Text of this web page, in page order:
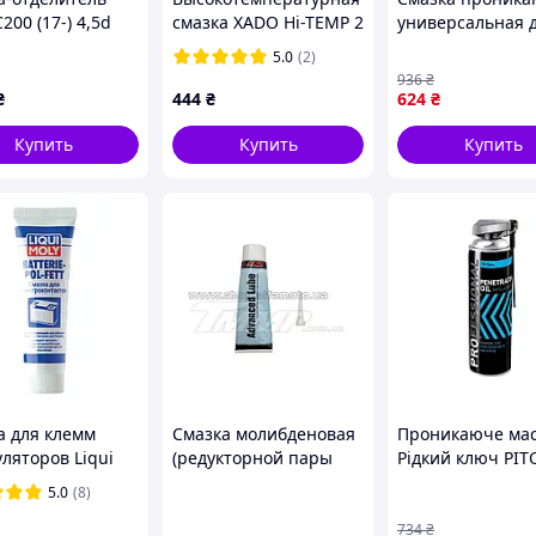
(17-) 4,5d
Купить
смазка XADO Hi-TEMP 2
450 мл XA 30021
5.0 (2)
444 ₴
Купить
универсальная
механизмов
от коррозии и
SPICY
624 ₴
936₴
Купить
для клемм
Liqui
Pol Fett
5.0 (8)
Смазка молибденовая
(редукторной пары
Проникаюче
Рідкий ключ
заіржавілих
734₴